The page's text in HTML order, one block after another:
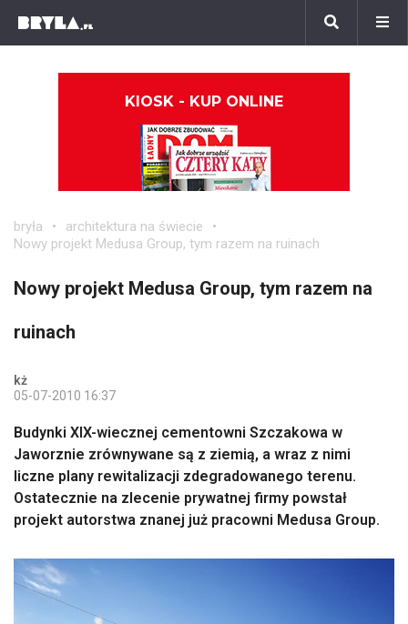
KIOSK - KUP ONLINE
bryła
architektura na świecie
Nowy projekt Medusa Group, tym razem na ruinach
Nowy projekt Medusa Group, tym razem na
ruinach
kż
05-07-2010 16:37
Budynki XIX-wiecznej cementowni Szczakowa w
Jaworznie zrównywane są z ziemią, a wraz z nimi
liczne plany rewitalizacji zdegradowanego terenu.
Ostatecznie na zlecenie prywatnej firmy powstał
projekt autorstwa znanej już pracowni Medusa Group.